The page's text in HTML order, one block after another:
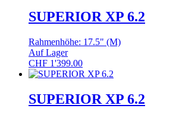
SUPERIOR XP 6.2
Rahmenhöhe: 17.5" (M)
Auf Lager
CHF 1'399.00
SUPERIOR XP 6.2